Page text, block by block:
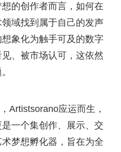
的创作者而言，如何在
域找到属于自己的发声
象化为触手可及的数字
、被市场认可，这依然
Artistsorano应运而生，
一个集创作、展示、交
梦想孵化器，旨在为全